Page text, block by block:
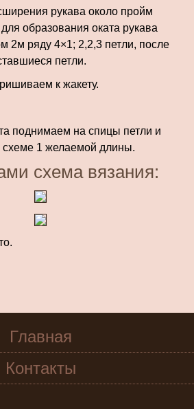
рукава около пройм
образования оката рукава
2м ряду 4×1; 2,2,3 петли, после
петли.
к жакету.
поднимаем на спицы петли и
схеме 1 желаемой длины.
схема вязания:
Главная
Контакты